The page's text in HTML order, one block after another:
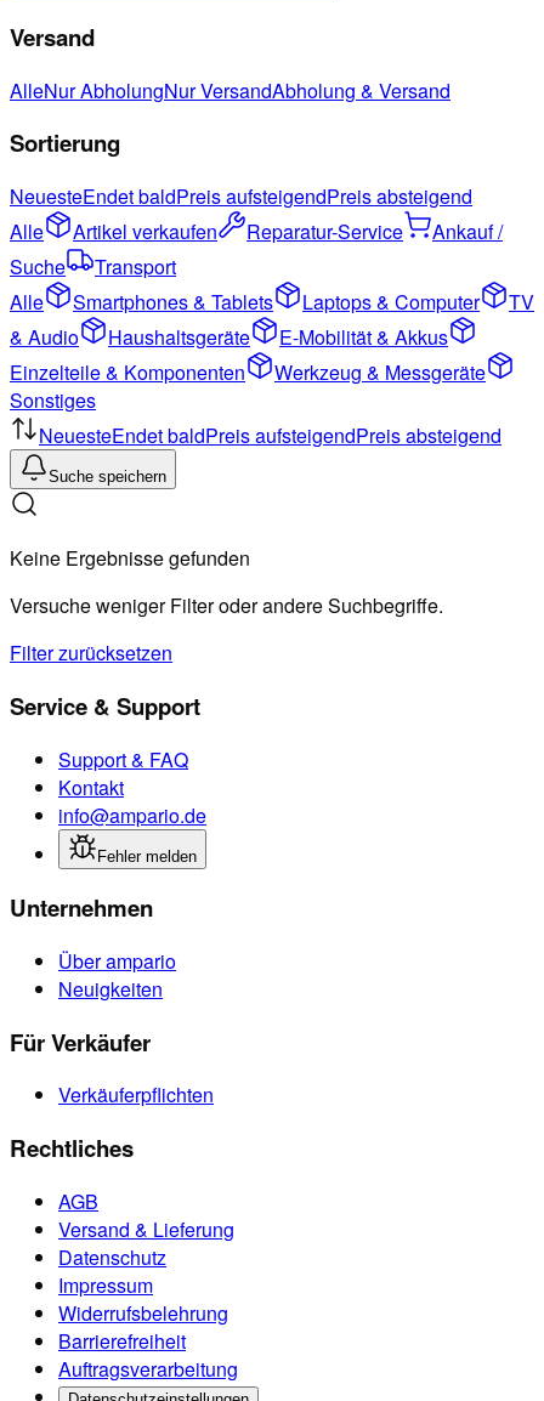
Versand
AlleNur AbholungNur VersandAbholung & Versand
Sortierung
NeuesteEndet baldPreis aufsteigendPreis absteigend
Alle
Artikel verkaufen Reparatur-Service
Ankauf /
Suche
Transport
Alle
Smartphones & Tablets Laptops & Computer
TV
& Audio
Haushaltsgeräte
E-Mobilität & Akkus
Einzelteile & Komponenten
Werkzeug & Messgeräte
Sonstiges
NeuesteEndet baldPreis aufsteigendPreis absteigend
Suche speichern
Keine Ergebnisse gefunden
Versuche weniger Filter oder andere Suchbegriffe.
Filter zurücksetzen
Service & Support
Support & FAQ
Kontakt
info@ampario.de
Fehler melden
Unternehmen
Über ampario
Neuigkeiten
Für Verkäufer
Verkäuferpflichten
Rechtliches
AGB
Versand & Lieferung
Datenschutz
Impressum
Widerrufsbelehrung
Barrierefreiheit
Auftragsverarbeitung